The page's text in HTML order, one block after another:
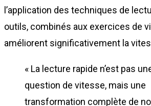
l’application des techniques de
outils, combinés aux exercices de
améliorent significativement la
« La lecture rapide n’est pas
question de vitesse, mais une
transformation complète de